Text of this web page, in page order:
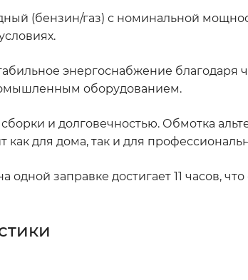
(бензин/газ) с номинальной
энергоснабжение
оборудованием.
и долговечностью. Обмотка
как для дома, так и для
заправке достигает 11 часов,